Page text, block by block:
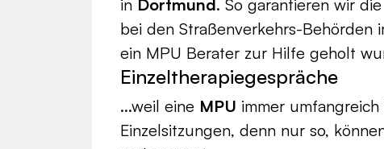
in Dortmund. So garantieren wir
bei den Straßenverkehrs-Behörden
ein MPU Berater zur Hilfe geholt
Einzeltherapiegespräche
...weil eine MPU immer
Einzelsitzungen, denn nur so,